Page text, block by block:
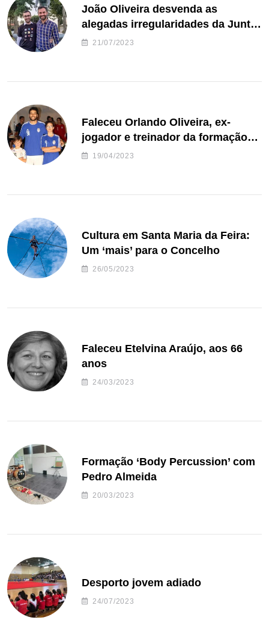
João Oliveira desvenda as
alegadas irregularidades da Junta
de Freguesia S. João de Ver
21/07/2023
Faleceu Orlando Oliveira, ex-
jogador e treinador da formação
de andebol do Feirense
19/04/2023
Cultura em Santa Maria da Feira:
Um ‘mais’ para o Concelho
26/05/2023
Faleceu Etelvina Araújo, aos 66
anos
24/03/2023
Formação ‘Body Percussion’ com
Pedro Almeida
20/03/2023
Desporto jovem adiado
24/07/2023